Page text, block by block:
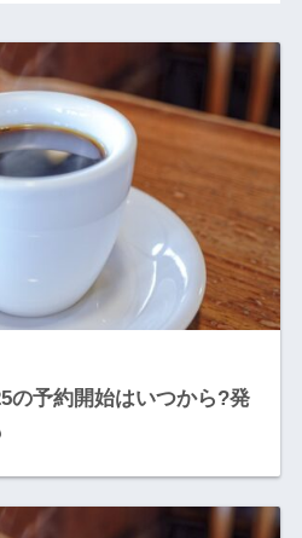
の予約開始はいつから?発